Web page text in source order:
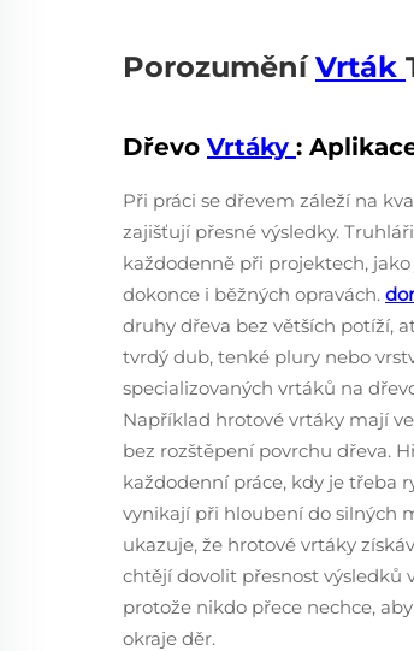
PorozuměníVrták
Dřevo Vrtáky :
Při práci se dřevem záleží na
zajišťují přesné výsledky.
každodenně při projektech,
dokonce i běžných opravách.
druhy dřeva bez větších potíží,
tvrdý dub, tenké plury nebo
specializovaných vrtáků na
Například hrotové vrtáky mají
bez rozštěpení povrchu dřeva.
každodenní práce, kdy je třeba
vynikají při hloubení do silných
ukazuje, že hrotové vrtáky
chtějí dovolit přesnost výsledků
protože nikdo přece nechce,
okraje děr.